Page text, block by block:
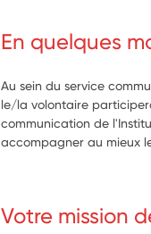
En quelques
Au sein du service
le/la volontaire
communication de
accompagner au mieux
Votre mission